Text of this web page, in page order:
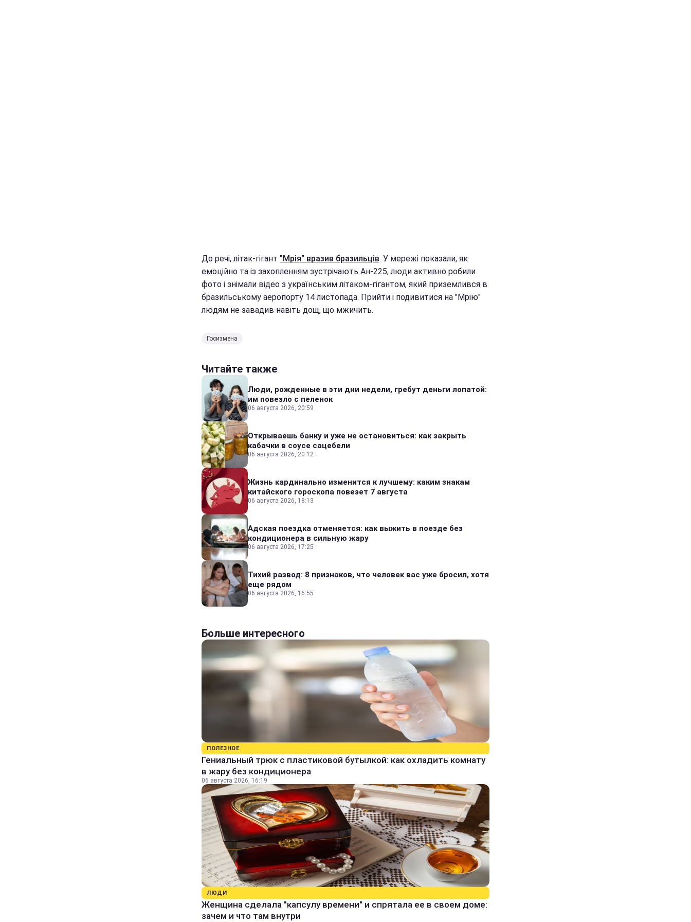
До речі, літак-гігант "Мрія" вразив бразильців. У мережі показали, як
емоційно та із захопленням зустрічають Ан-225, люди активно робили
фото і знімали відео з українським літаком-гігантом, який приземлився в
бразильському аеропорту 14 листопада. Прийти і подивитися на "Мрію"
людям не завадив навіть дощ, що мжичить.
Госизмена
Читайте также
Люди, рожденные в эти дни недели, гребут деньги лопатой:
им повезло с пеленок
06 августа 2026, 20:59
Открываешь банку и уже не остановиться: как закрыть
кабачки в соусе сацебели
06 августа 2026, 20:12
Жизнь кардинально изменится к лучшему: каким знакам
китайского гороскопа повезет 7 августа
06 августа 2026, 18:13
Адская поездка отменяется: как выжить в поезде без
кондиционера в сильную жару
06 августа 2026, 17:25
Тихий развод: 8 признаков, что человек вас уже бросил, хотя
еще рядом
06 августа 2026, 16:55
Больше интересного
ПОЛЕЗНОЕ
Гениальный трюк с пластиковой бутылкой: как охладить комнату
в жару без кондиционера
06 августа 2026, 16:19
ЛЮДИ
Женщина сделала "капсулу времени" и спрятала ее в своем доме:
зачем и что там внутри